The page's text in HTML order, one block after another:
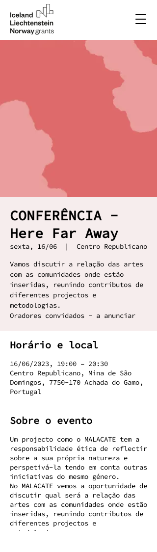
CONFERÊNCIA -
Here Far Away
sexta, 16/06
  |
Centro Republicano
Vamos discutir a relação das artes
com as comunidades onde estão
inseridas, reunindo contributos de
diferentes projectos e
metodologias.
Oradores convidados - a anunciar
Horário e local
16/06/2023, 19:00 – 20:30
Centro Republicano, Mina de São
Domingos, 7750-170 Achada do Gamo,
Portugal
Sobre o evento
Um projecto como o MALACATE tem a
responsabilidade ética de reflectir
sobre a sua própria natureza e
perspetivá-la tendo em conta outras
iniciativas do mesmo género.
No MALACATE vemos a oportunidade de
discutir qual será a relação das
artes com as comunidades onde estão
inseridas, reunindo contributos de
diferentes projectos e
metodologias.